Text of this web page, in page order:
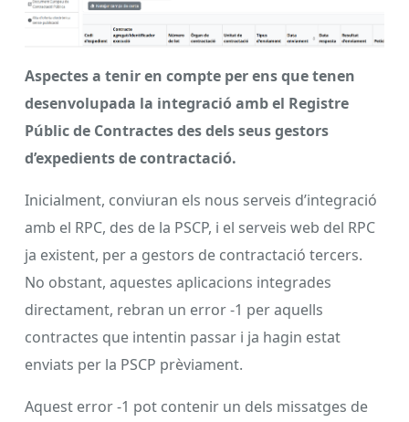
Aspectes a tenir en compte per ens que tenen
desenvolupada la integració amb el Registre
Públic de Contractes des dels seus gestors
d’expedients de contractació.
Inicialment, conviuran els nous serveis d’integració
amb el RPC, des de la PSCP, i el serveis web del RPC
ja existent, per a gestors de contractació tercers.
No obstant, aquestes aplicacions integrades
directament, rebran un error -1 per aquells
contractes que intentin passar i ja hagin estat
enviats per la PSCP prèviament.
Aquest error -1 pot contenir un dels missatges de